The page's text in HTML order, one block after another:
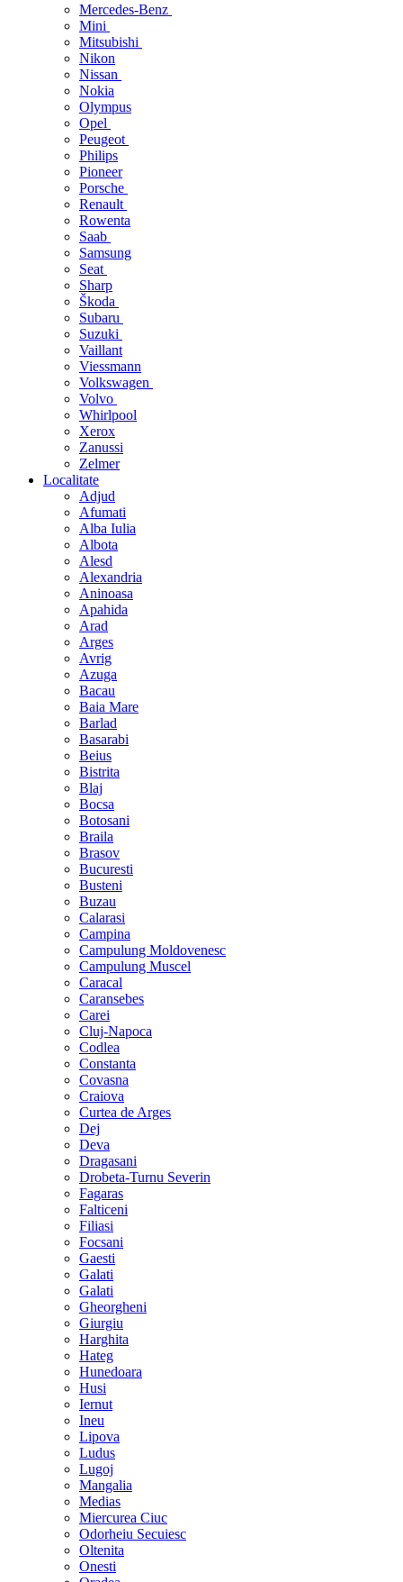
Mercedes-Benz
Mini
Mitsubishi
Nikon
Nissan
Nokia
Olympus
Opel
Peugeot
Philips
Pioneer
Porsche
Renault
Rowenta
Saab
Samsung
Seat
Sharp
Škoda
Subaru
Suzuki
Vaillant
Viessmann
Volkswagen
Volvo
Whirlpool
Xerox
Zanussi
Zelmer
Localitate
Adjud
Afumati
Alba Iulia
Albota
Alesd
Alexandria
Aninoasa
Apahida
Arad
Arges
Avrig
Azuga
Bacau
Baia Mare
Barlad
Basarabi
Beius
Bistrita
Blaj
Bocsa
Botosani
Braila
Brasov
Bucuresti
Busteni
Buzau
Calarasi
Campina
Campulung Moldovenesc
Campulung Muscel
Caracal
Caransebes
Carei
Cluj-Napoca
Codlea
Constanta
Covasna
Craiova
Curtea de Arges
Dej
Deva
Dragasani
Drobeta-Turnu Severin
Fagaras
Falticeni
Filiasi
Focsani
Gaesti
Galati
Galati
Gheorgheni
Giurgiu
Harghita
Hateg
Hunedoara
Husi
Iernut
Ineu
Lipova
Ludus
Lugoj
Mangalia
Medias
Miercurea Ciuc
Odorheiu Secuiesc
Oltenita
Onesti